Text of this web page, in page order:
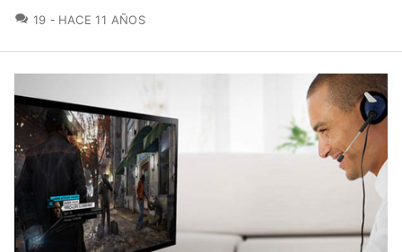
19 COMENTARIOS
HACE 11 AÑOS